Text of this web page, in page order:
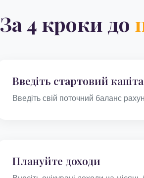
За 4 кроки до
Введіть стартовий
Введіть свій поточний баланс
Плануйте доходи